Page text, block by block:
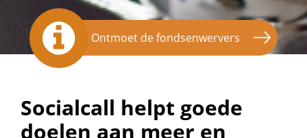
Ontmoet de fondsenwervers
Socialcall helpt goede
doelen aan meer en